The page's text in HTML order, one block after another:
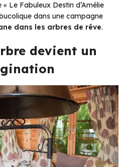
Le Fabuleux Destin d’Amélie
dans une campagne
dans les arbres de rêve.
devient un